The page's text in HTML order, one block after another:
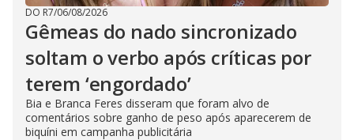
DO R7/06/08/2026
Gêmeas do nado sincronizado
soltam o verbo após críticas por
terem ‘engordado’
Bia e Branca Feres disseram que foram alvo de
comentários sobre ganho de peso após aparecerem de
biquíni em campanha publicitária